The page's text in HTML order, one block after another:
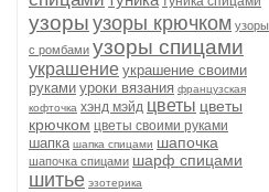
узоры узоры крючком узоры
с ромбами узоры спицами
украшение украшение своими
руками уроки вязания французская
кофточка хэнд мэйд цветы цветы
крючком цветы своими руками
шапка шапка спицами шапочка
шапочка спицами шарф спицами
шитье эзотерика